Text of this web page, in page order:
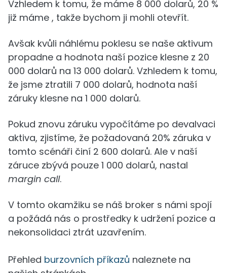
Vzhledem k tomu, že máme 8 000 dolarů, 20 %
již máme , takže bychom ji mohli otevřít.
Avšak kvůli náhlému poklesu se naše aktivum
propadne a hodnota naší pozice klesne z 20
000 dolarů na 13 000 dolarů. Vzhledem k tomu,
že jsme ztratili 7 000 dolarů, hodnota naší
záruky klesne na 1 000 dolarů.
Pokud znovu záruku vypočítáme po devalvaci
aktiva, zjistíme, že požadovaná 20% záruka v
tomto scénáři činí 2 600 dolarů. Ale v naší
záruce zbývá pouze 1 000 dolarů, nastal
margin call.
V tomto okamžiku se náš broker s námi spojí
a požádá nás o prostředky k udržení pozice a
nekonsolidaci ztrát uzavřením.
Přehled burzovních příkazů naleznete na